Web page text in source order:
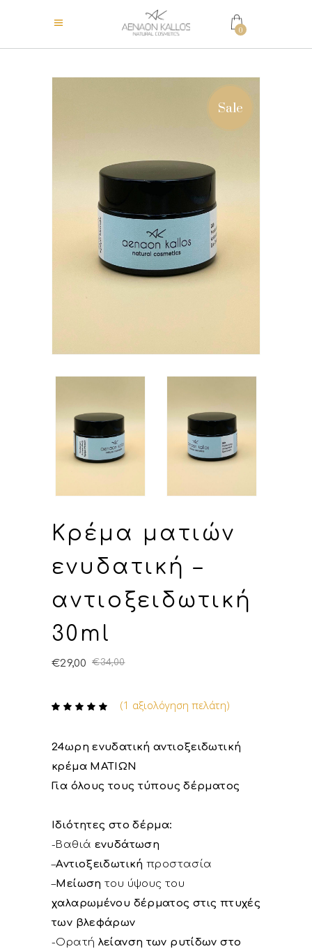
0
Sale
Κρέμα ματιών
ενυδατική –
αντιοξειδωτική
30ml
€34,00
€29,00
Βαθμολογήθηκε
1
βαθμολογία
(1 αξιολόγηση πελάτη)
24ωρη ενυδατική αντιοξειδωτική
κρέμα ΜΑΤΙΩΝ
Για όλους τους τύπους δέρματος
Ιδιότητες στο δέρμα:
-Βαθιά ενυδάτωση
–Αντιοξειδωτική προστασία
–Μείωση του ύψους του
χαλαρωμένου δέρματος στις πτυχές
των βλεφάρων
-Ορατή λείανση των ρυτίδων στο